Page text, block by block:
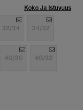
Koko Ja Istuvuus
32/34 34/32
40/30 40/32